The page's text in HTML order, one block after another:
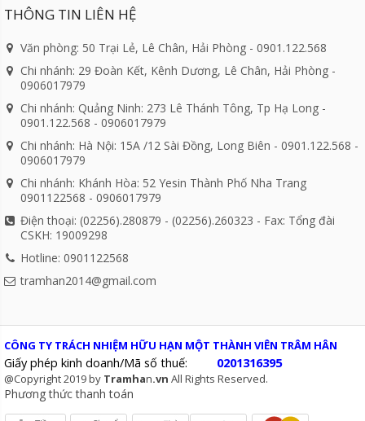
THÔNG TIN LIÊN HỆ
Văn phòng: 50 Trại Lẻ, Lê Chân, Hải Phòng - 0901.122.568
Chi nhánh: 29 Đoàn Kết, Kênh Dương, Lê Chân, Hải Phòng -
0906017979
Chi nhánh: Quảng Ninh: 273 Lê Thánh Tông, Tp Hạ Long -
0901.122.568 - 0906017979
Chi nhánh: Hà Nội: 15A /12 Sài Đồng, Long Biên - 0901.122.568 -
0906017979
Chi nhánh: Khánh Hòa: 52 Yesin Thành Phố Nha Trang
0901122568 - 0906017979
Điện thoại: (02256).280879 - (02256).260323 - Fax: Tổng đài
CSKH: 19009298
Hotline: 0901122568
tramhan2014@gmail.com
CÔNG TY TRÁCH NHIỆM HỮU HẠN MỘT THÀNH VIÊN TRÂM HÂN
Giấy phép kinh doanh/Mã số thuế: 0201316395
@Copyright 2019 by Tramhan.vn All Rights Reserved.
Phương thức thanh toán